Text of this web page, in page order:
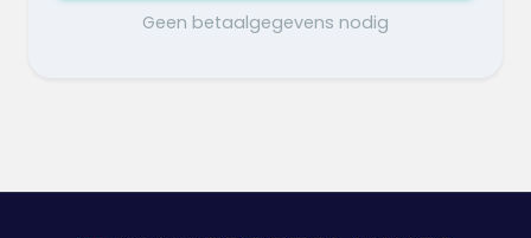
Geen betaalgegevens nodig